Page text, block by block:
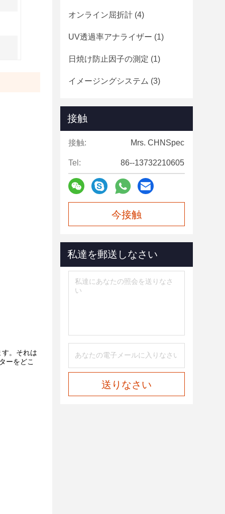
。それは
ーをどこ
オンライン屈折計 (4)
UV透過率アナライザー (1)
日焼け防止因子の測定 (1)
イメージングシステム (3)
接触
接触: Mrs. CHNSpec
Tel: 86--13732210605
今接触
私達を郵送しなさい
送りなさい